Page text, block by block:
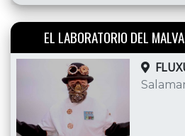
EL LABORATORIO DEL